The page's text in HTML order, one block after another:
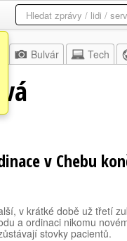
Bulvár Tech
v Chebu
v krátké době už třetí
a ordinaci nikomu
stovky pacientů.